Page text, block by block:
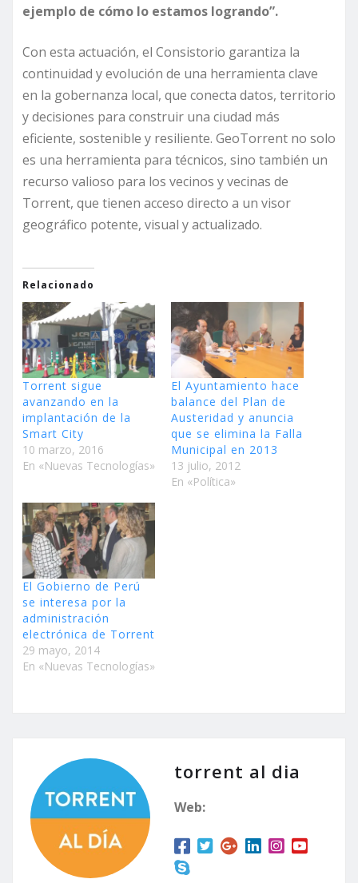
ejemplo de cómo lo estamos logrando”.
Con esta actuación, el Consistorio garantiza la
continuidad y evolución de una herramienta clave
en la gobernanza local, que conecta datos, territorio
y decisiones para construir una ciudad más
eficiente, sostenible y resiliente. GeoTorrent no solo
es una herramienta para técnicos, sino también un
recurso valioso para los vecinos y vecinas de
Torrent, que tienen acceso directo a un visor
geográfico potente, visual y actualizado.
Relacionado
Torrent sigue
avanzando en la
implantación de la
Smart City
10 marzo, 2016
En «Nuevas Tecnologías»
El Ayuntamiento hace
balance del Plan de
Austeridad y anuncia
que se elimina la Falla
Municipal en 2013
13 julio, 2012
En «Política»
El Gobierno de Perú
se interesa por la
administración
electrónica de Torrent
29 mayo, 2014
En «Nuevas Tecnologías»
torrent al dia
Web: